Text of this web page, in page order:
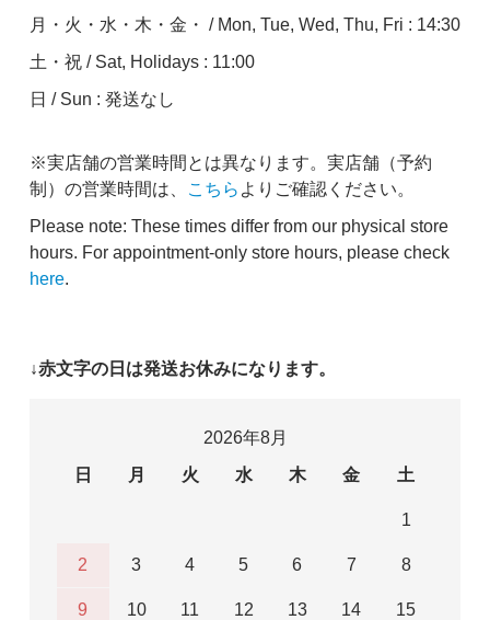
月・火・水・木・金・ / Mon, Tue, Wed, Thu, Fri : 14:30
土・祝 / Sat, Holidays : 11:00
日 / Sun : 発送なし
※実店舗の営業時間とは異なります。実店舗（予約
制）の営業時間は、
こちら よりご確認ください。
Please note: These times differ from our physical store
hours. For appointment-only store hours, please check
here.
↓赤文字の日は発送お休みになります。
2026年8月
日
月 火 水 木 金 土
1
2 3 4 5 6 7 8
9 10 11 12 13 14 15